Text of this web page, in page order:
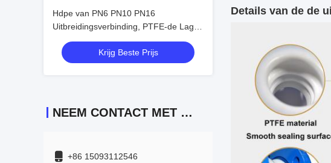
Hdpe van PN6 PN10 PN16
Uitbreidingsverbinding, PTFE-de Lage
Coëfficiënt van de
Uitbreidingsblaasbalg
Krijg Beste Prijs
NEEM CONTACT MET ONS OP
+86 15093112546
Details van de de